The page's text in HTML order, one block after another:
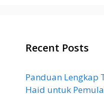
Recent Posts
Panduan Lengkap
Haid untuk Pemula